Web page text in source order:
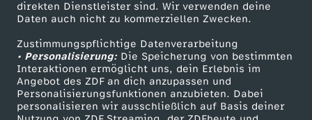
direkten Dienstleister sind. Wir verwenden deine
Daten auch nicht zu kommerziellen Zwecken.
Zustimmungspflichtige Datenverarbeitung
• Personalisierung:Die Speicherung von bestimmten
Interaktionen ermöglicht uns, dein Erlebnis im
Angebot des ZDF an dich anzupassen und
Personalisierungsfunktionen anzubieten. Dabei
personalisieren wir ausschließlich auf Basis deiner
r
a
k
s
ZDFtext
Livestreams
Sendungen A-Z
TV-Programm
Tickets
Zuschauerservice
Hilfe